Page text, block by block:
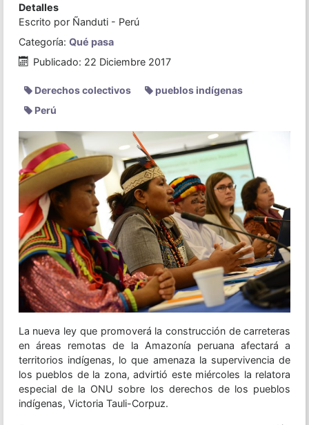
Detalles
Escrito por Ñanduti - Perú
Categoría: Qué pasa
Publicado: 22 Diciembre 2017
Derechos colectivos
pueblos indígenas
Perú
La nueva ley que promoverá la construcción de carreteras
en áreas remotas de la Amazonía peruana afectará a
territorios indígenas, lo que amenaza la supervivencia de
los pueblos de la zona, advirtió este miércoles la relatora
especial de la ONU sobre los derechos de los pueblos
indígenas, Victoria Tauli-Corpuz.